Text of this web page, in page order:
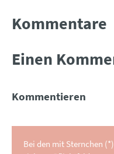
Kommentare
Einen
Kommentieren
Bei den mit Sternchen